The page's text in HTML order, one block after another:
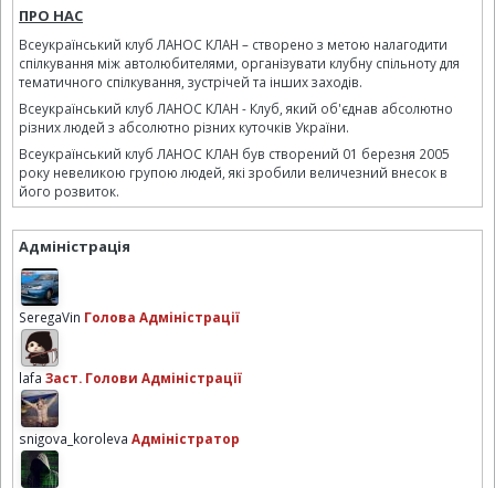
ПРО НАС
Всеукраїнський клуб ЛАНОС КЛАН – створено з метою налагодити
спілкування між автолюбителями, організувати клубну спільноту для
тематичного спілкування, зустрічей та інших заходів.
Всеукраїнський клуб ЛАНОС КЛАН - Клуб, який об'єднав абсолютно
різних людей з абсолютно різних куточків України.
Всеукраїнський клуб ЛАНОС КЛАН був створений 01 березня 2005
року невеликою групою людей, які зробили величезний внесок в
його розвиток.
Адміністрація
SeregaVin Голова Адміністрації
lafa Заст. Голови Адміністрації
snigova_koroleva Адміністратор